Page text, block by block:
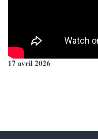
17 avril 2026